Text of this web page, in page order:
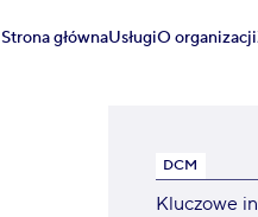
Strona głównaUsługiO organizacji
DCM
Kluczowe